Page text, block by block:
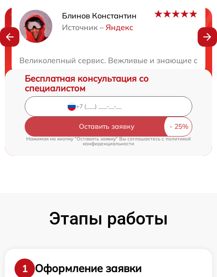
Блинов Константин
Источник – Яндекс
Великолепный сервис. Вежливые и знающие
Нужна консультация?
Бесплатная консультация со
специалистом
Оставить заявку
Нажимая на кнопку "Оставить заявку" Вы соглашаетесь cполитикой
конфиденциальности
Этапы работы
1
Оформление заявки